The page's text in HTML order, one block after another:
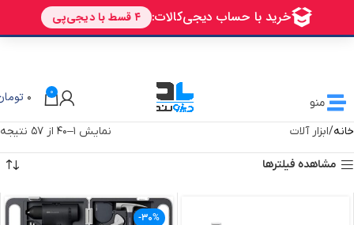
منو
0
0
خانه ابزار آلات نمایش 1–40 از 57 نتیجه
مشاهده فیلترها
-30%
🎁 تخفیف ویژه دیزولند برای اولین خرید شما AVALIN